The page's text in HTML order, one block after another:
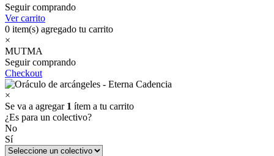
Seguir comprando
Ver carrito
0 item(s) agregado tu carrito
×
MUTMA
Seguir comprando
Checkout
×
Se va a agregar 1 ítem a tu carrito
¿Es para un colectivo?
No
Sí